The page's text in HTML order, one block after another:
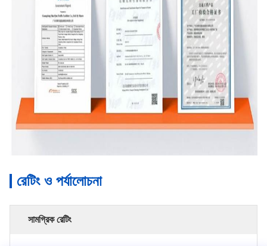
রেটিং ও পর্যালোচনা
সামগ্রিক রেটিং